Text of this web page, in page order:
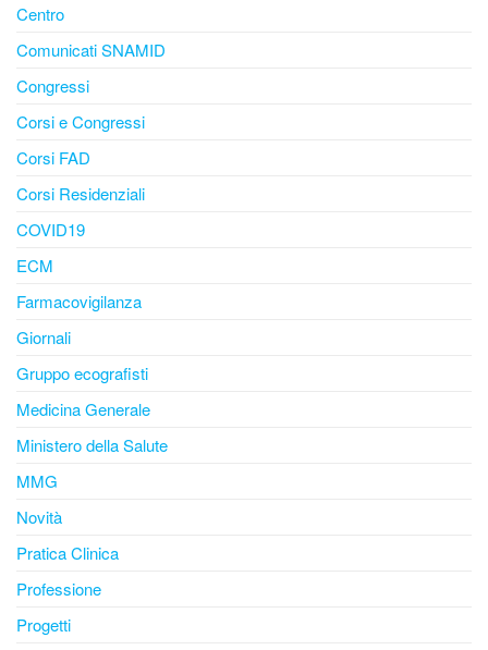
Centro
Comunicati SNAMID
Congressi
Corsi e Congressi
Corsi FAD
Corsi Residenziali
COVID19
ECM
Farmacovigilanza
Giornali
Gruppo ecografisti
Medicina Generale
Ministero della Salute
MMG
Novità
Pratica Clinica
Professione
Progetti